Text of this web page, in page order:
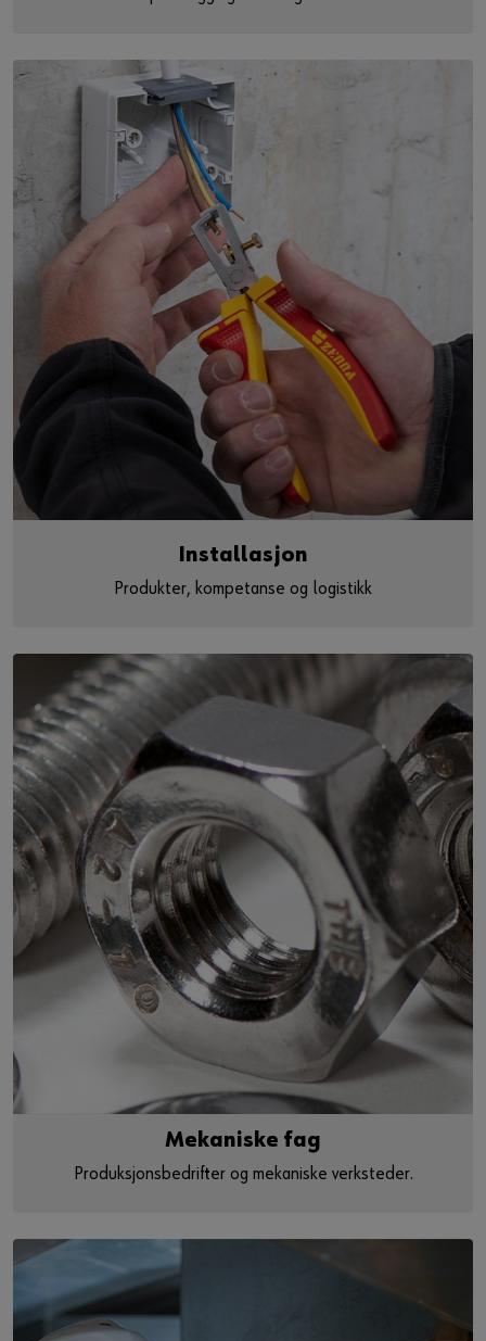
Installasjon
Produkter, kompetanse og logistikk
Mekaniske fag
Produksjonsbedrifter og mekaniske verksteder.